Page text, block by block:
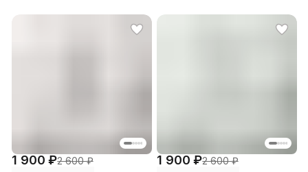
50х50 см
30х45 см
1 900 ₽2 600 ₽
1 900 ₽2 600 ₽